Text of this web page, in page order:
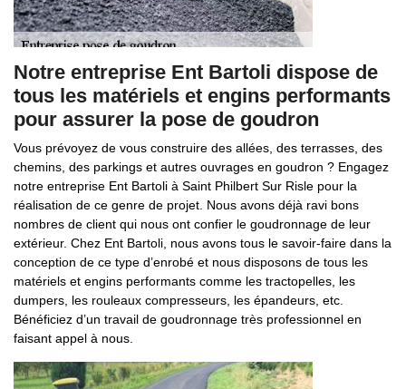
Notre entreprise Ent Bartoli dispose de
tous les matériels et engins performants
pour assurer la pose de goudron
Vous prévoyez de vous construire des allées, des terrasses, des
chemins, des parkings et autres ouvrages en goudron ? Engagez
notre entreprise Ent Bartoli à Saint Philbert Sur Risle pour la
réalisation de ce genre de projet. Nous avons déjà ravi bons
nombres de client qui nous ont confier le goudronnage de leur
extérieur. Chez Ent Bartoli, nous avons tous le savoir-faire dans la
conception de ce type d’enrobé et nous disposons de tous les
matériels et engins performants comme les tractopelles, les
dumpers, les rouleaux compresseurs, les épandeurs, etc.
Bénéficiez d’un travail de goudronnage très professionnel en
faisant appel à nous.